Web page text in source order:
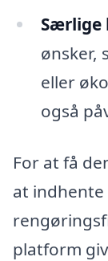
Særlige
ønsker,
eller
også
For at få
at
platform